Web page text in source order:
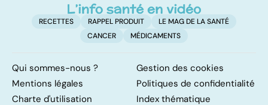
RECETTES RAPPEL PRODUIT
LE MAG DE LA SANTÉ
CANCER
MÉDICAMENTS
Qui sommes-nous ?
Gestion des cookies
Mentions légales
Politiques de confidentialité
Charte d'utilisation
Index thématique